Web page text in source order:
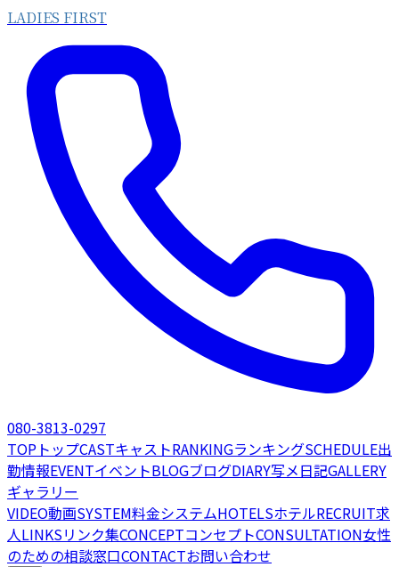
LADIES FIRST
080-3813-0297
TOP トップCASTキャストRANKINGランキングSCHEDULE出
勤情報EVENTイベントBLOGブログDIARY写メ日記GALLERY
ギャラリー
VIDEO動画SYSTEM料金システムHOTELSホテルRECRUIT求
人LINKSリンク集CONCEPTコンセプトCONSULTATION女性
のための相談窓口CONTACTお問い合わせ